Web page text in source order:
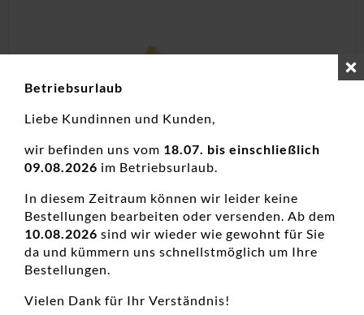
Damenohrschmuck, Edelstahl, Neuheiten, Ohrstecker
Ohrstecker ohne Stein Titan Bicolor
Betriebsurlaub
Liebe Kundinnen und Kunden,
wir befinden uns vom 18.07. bis einschließlich
09.08.2026 im Betriebsurlaub.
In diesem Zeitraum können wir leider keine
Bestellungen bearbeiten oder versenden. Ab dem
10.08.2026 sind wir wieder wie gewohnt für Sie
da und kümmern uns schnellstmöglich um Ihre
Bestellungen.
Vielen Dank für Ihr Verständnis!